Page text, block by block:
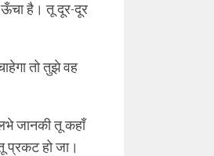
ऊँचा है। तू दूर-दूर
तो तुझे वह
जानकी तू कहाँ
प्रकट हो जा।